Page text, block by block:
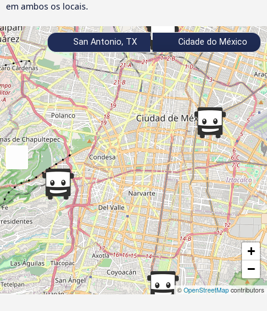
em ambos os locais.
+
−
© OpenStreetMap contributors
San Antonio, TX Cidade do México